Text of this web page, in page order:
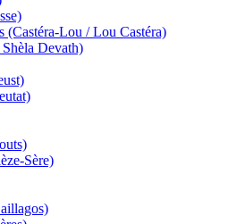
(Castéra-Lou / Lou Castéra)
Devath)
Sère)